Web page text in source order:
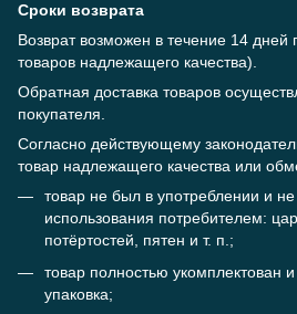
Сроки возврата
Возврат возможен в течение 14 дней
товаров надлежащего качества).
Обратная доставка товаров
покупателя.
Согласно действующему
товар надлежащего качества или
товар не был в употреблении и
использования потребителем:
потёртостей, пятен и т. п.;
товар полностью укомплектован
упаковка;